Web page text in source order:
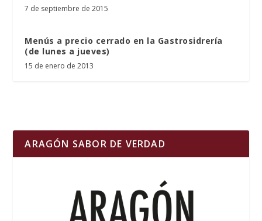
7 de septiembre de 2015
Menús a precio cerrado en la Gastrosidrería
(de lunes a jueves)
15 de enero de 2013
ARAGÓN SABOR DE VERDAD